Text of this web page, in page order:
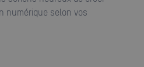
numérique selon vos